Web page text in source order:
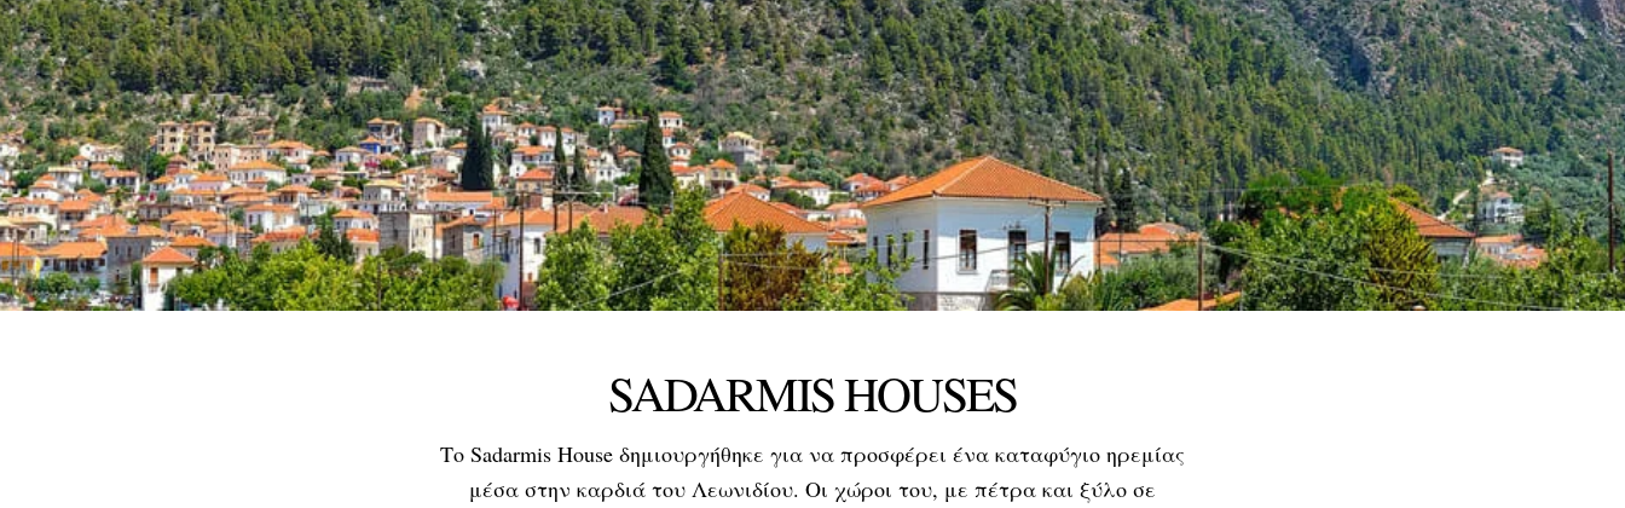
SADARMIS HOUSES
Το Sadarmis House δημιουργήθηκε για να προσφέρει ένα καταφύγιο ηρεμίας
μέσα στην καρδιά του Λεωνιδίου. Οι χώροι του, με πέτρα και ξύλο σε